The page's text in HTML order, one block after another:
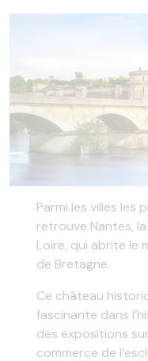
Parmi les villes les
retrouve Nantes,
Loire, qui abrite le
de Bretagne.
Ce château
fascinante dans
des expositions
commerce de